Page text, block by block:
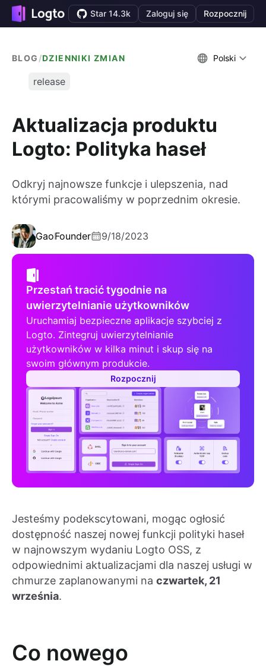
Star 14.3k Zaloguj się Rozpocznij
BLOG /DZIENNIKI ZMIAN Polski
release
Aktualizacja produktu
Logto: Polityka haseł
Odkryj najnowsze funkcje i ulepszenia, nad
którymi pracowaliśmy w poprzednim okresie.
GaoFounder 9/18/2023
Przestań tracić tygodnie na
uwierzytelnianie użytkowników
Uruchamiaj bezpieczne aplikacje szybciej z
Logto. Zintegruj uwierzytelnianie
użytkowników w kilka minut i skup się na
swoim głównym produkcie.
Rozpocznij
Jesteśmy podekscytowani, mogąc ogłosić
dostępność naszej nowej funkcji polityki haseł
w najnowszym wydaniu Logto OSS, z
odpowiednimi aktualizacjami dla naszej usługi w
chmurze zaplanowanymi na czwartek, 21
września.
Co nowego